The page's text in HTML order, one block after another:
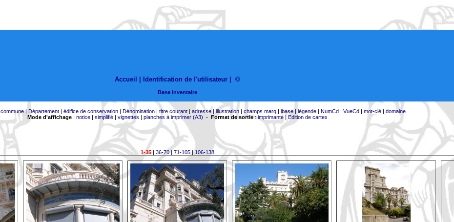
Accueil | Identification de l'utilisateur ©
Base Inventaire
commune| Département| édifice de conservation| Dénomination| titre courant| adresse|illustration| champs marq| lbase| légende| NumCd| VueCd| mot-clé| domaine
Mode d'affichage: notice| simplifié| vignettes | planches à imprimer (A3) - Format de sortie:imprimante| Edition de cartex
1-35| 36-70| 71-105|106-138